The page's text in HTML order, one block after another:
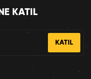
KATIL
KATIL